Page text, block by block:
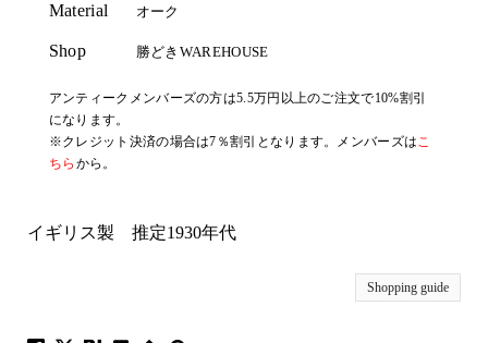
Material オーク
Shop 勝どきWAREHOUSE
アンティークメンバーズの方は5.5万円以上のご注文で10%割引
になります。
※クレジット決済の場合は7％割引となります。メンバーズはこ
ちら から。
イギリス製 推定1930年代
Shopping guide